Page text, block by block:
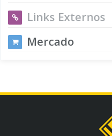
Links Externos
Mercado